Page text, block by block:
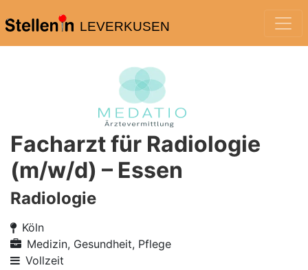
LEVERKUSEN
Facharzt für Radiologie
(m/w/d) – Essen
Radiologie
Köln
Medizin, Gesundheit, Pflege
Vollzeit